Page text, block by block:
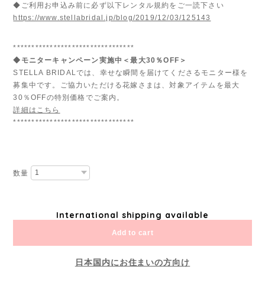
◆ご利用お申込み前に必ず以下レンタル規約をご一読下さい
https://www.stellabridal.jp/blog/2019/12/03/125143
*********************************
◆モニターキャンペーン実施中＜最大30％OFF＞
STELLA BRIDALでは、幸せな瞬間を届けてくださるモニター様を
募集中です。ご協力いただける花嫁さまは、対象アイテムを最大
30％OFFの特別価格でご案内。
詳細はこちら
*********************************
数量
International shipping available
Add to cart
日本国内にお住まいの方向け